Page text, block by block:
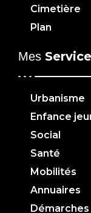
Cimetière
Plan
Mes
Urbanisme
Enfance
Social
Santé
Mobilités
Annuaires